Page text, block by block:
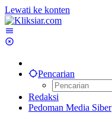
Lewati ke konten
Pencarian
Redaksi
Pedoman Media Siber